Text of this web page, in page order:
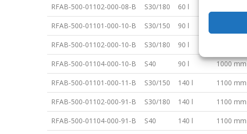
RFAB-500-01102-000-08-B S30/180 60 l
RFAB-500-01101-000-10-B S30/150 90 l
RFAB-500-01102-000-10-B S30/180 90 l
RFAB-500-01104-000-10-B S40 90 l 1000 mm
RFAB-500-01101-000-11-B S30/150 140 l 1100 mm
RFAB-500-01102-000-91-B S30/180 140 l 1100 mm
RFAB-500-01104-000-91-B S40 140 l 1100 mm